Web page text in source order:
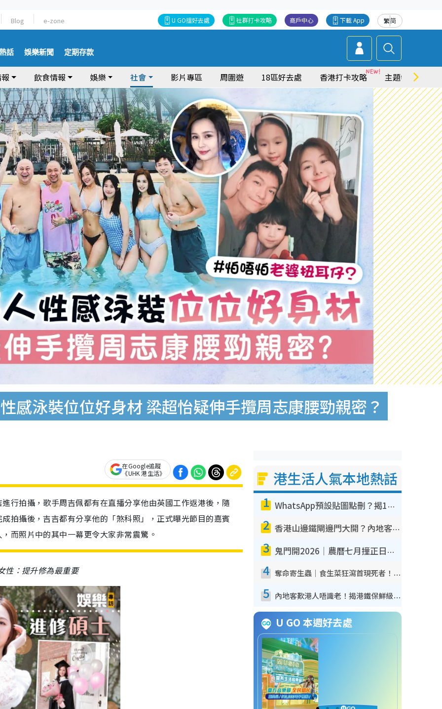
Blog e-zone 繁简
下載 App
商戶中心
社群打卡攻略
U GO搵好去處
話 娛樂新聞 定期存款
飲食情報 娛樂 社會 影片專區 周圍遊 18區好去處 香港打卡攻略 主題特集
感泳裝位位好身材 梁超怡疑伸手攬周志康腰勁親密？
在Google追蹤
《UHK 港生活》
行拍攝，歌手周吉佩都有在直播分享他由英國工作返港後，隨
拍攝後，吉吉都有分享他的「煞科照」，正式曝光節目的嘉賓
而照片中的其中一幕更令大家非常震驚。
性：提升修為最重要
港生活人氣本地熱話
1 WhatsApp預設貼圖點刪？揭1招「反向操作」還原簡潔介面 附3步實測教學
2 香港山邊鐵閘邊門大開？內地客困惑意義何在！網民神回覆：呢種叫法理性防禦
3 鬼門開2026｜農曆七月撞正日全食特別邪？專家警告切忌做一事！揭4大禁忌+2招保平安
4 奪命寄生蟲｜食生菜狂瀉首現死者！疫潮惡化錄1.8萬宗病例 揭洗菜3大謬誤
5 內地客歎港人唔識老！揭港鐵保鮮級冷氣 港人求放過：咪投訴
U GO 本週好去處